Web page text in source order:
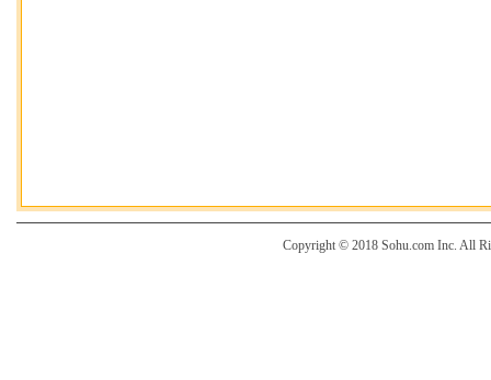
Copyright © 2018 Sohu.com Inc. All